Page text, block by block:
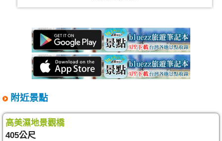
附近景點
高美濕地景觀橋
405公尺